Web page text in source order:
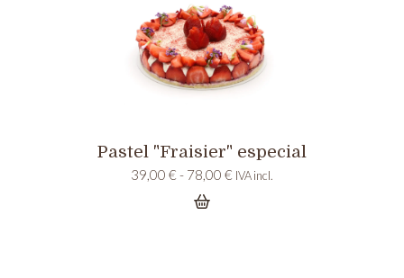
Pastel "Fraisier" especial
39,00 € - 78,00 €Rango
IVA incl.